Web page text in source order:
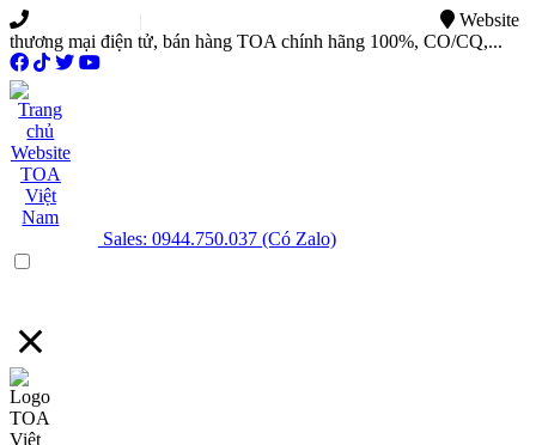
|
Website
thương mại điện tử, bán hàng TOA chính hãng 100%, CO/CQ,...
Sales: 0944.750.037 (Có Zalo)